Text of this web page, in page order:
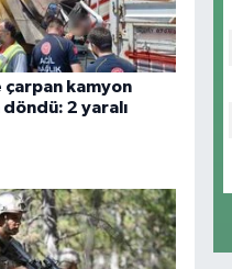
çarpan kamyon
2 yaralı